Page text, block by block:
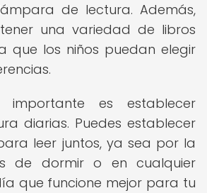
de lectura. Además,
una variedad de libros
que los niños puedan elegir
importante es establecer
diarias. Puedes establecer
leer juntos, ya sea por la
de dormir o en cualquier
que funcione mejor para tu